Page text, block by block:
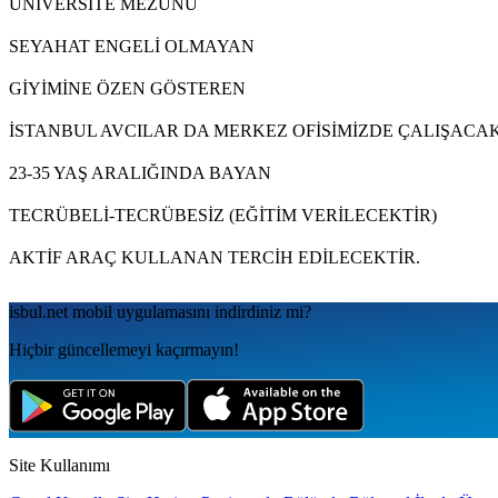
ÜNİVERSİTE MEZUNU
SEYAHAT ENGELİ OLMAYAN
GİYİMİNE ÖZEN GÖSTEREN
İSTANBUL AVCILAR DA MERKEZ OFİSİMİZDE
23-35 YAŞ ARALIĞINDA BAYAN
TECRÜBELİ-TECRÜBESİZ (EĞİTİM VERİLECEKTİR)
AKTİF ARAÇ KULLANAN TERCİH EDİLECEKTİR.
isbul.net mobil uygulamаsını indirdiniz mi?
Hiçbir güncellemeyi kaçırmayın!
Site Kullanımı